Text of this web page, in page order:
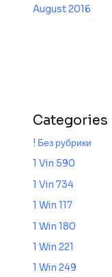
August 2016
Categories
! Без рубрики
1 Vin 590
1 Vin 734
1 Win 117
1 Win 180
1 Win 221
1 Win 249